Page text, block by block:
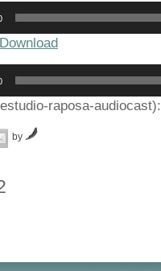
Download
raposa-audiocast):
by